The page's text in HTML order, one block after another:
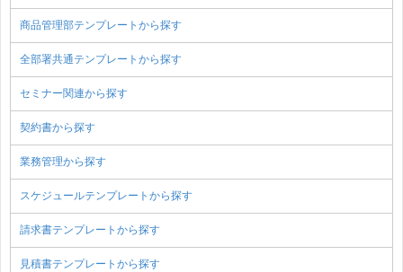
商品管理部テンプレートから探す
全部署共通テンプレートから探す
セミナー関連から探す
契約書から探す
業務管理から探す
スケジュールテンプレートから探す
請求書テンプレートから探す
見積書テンプレートから探す